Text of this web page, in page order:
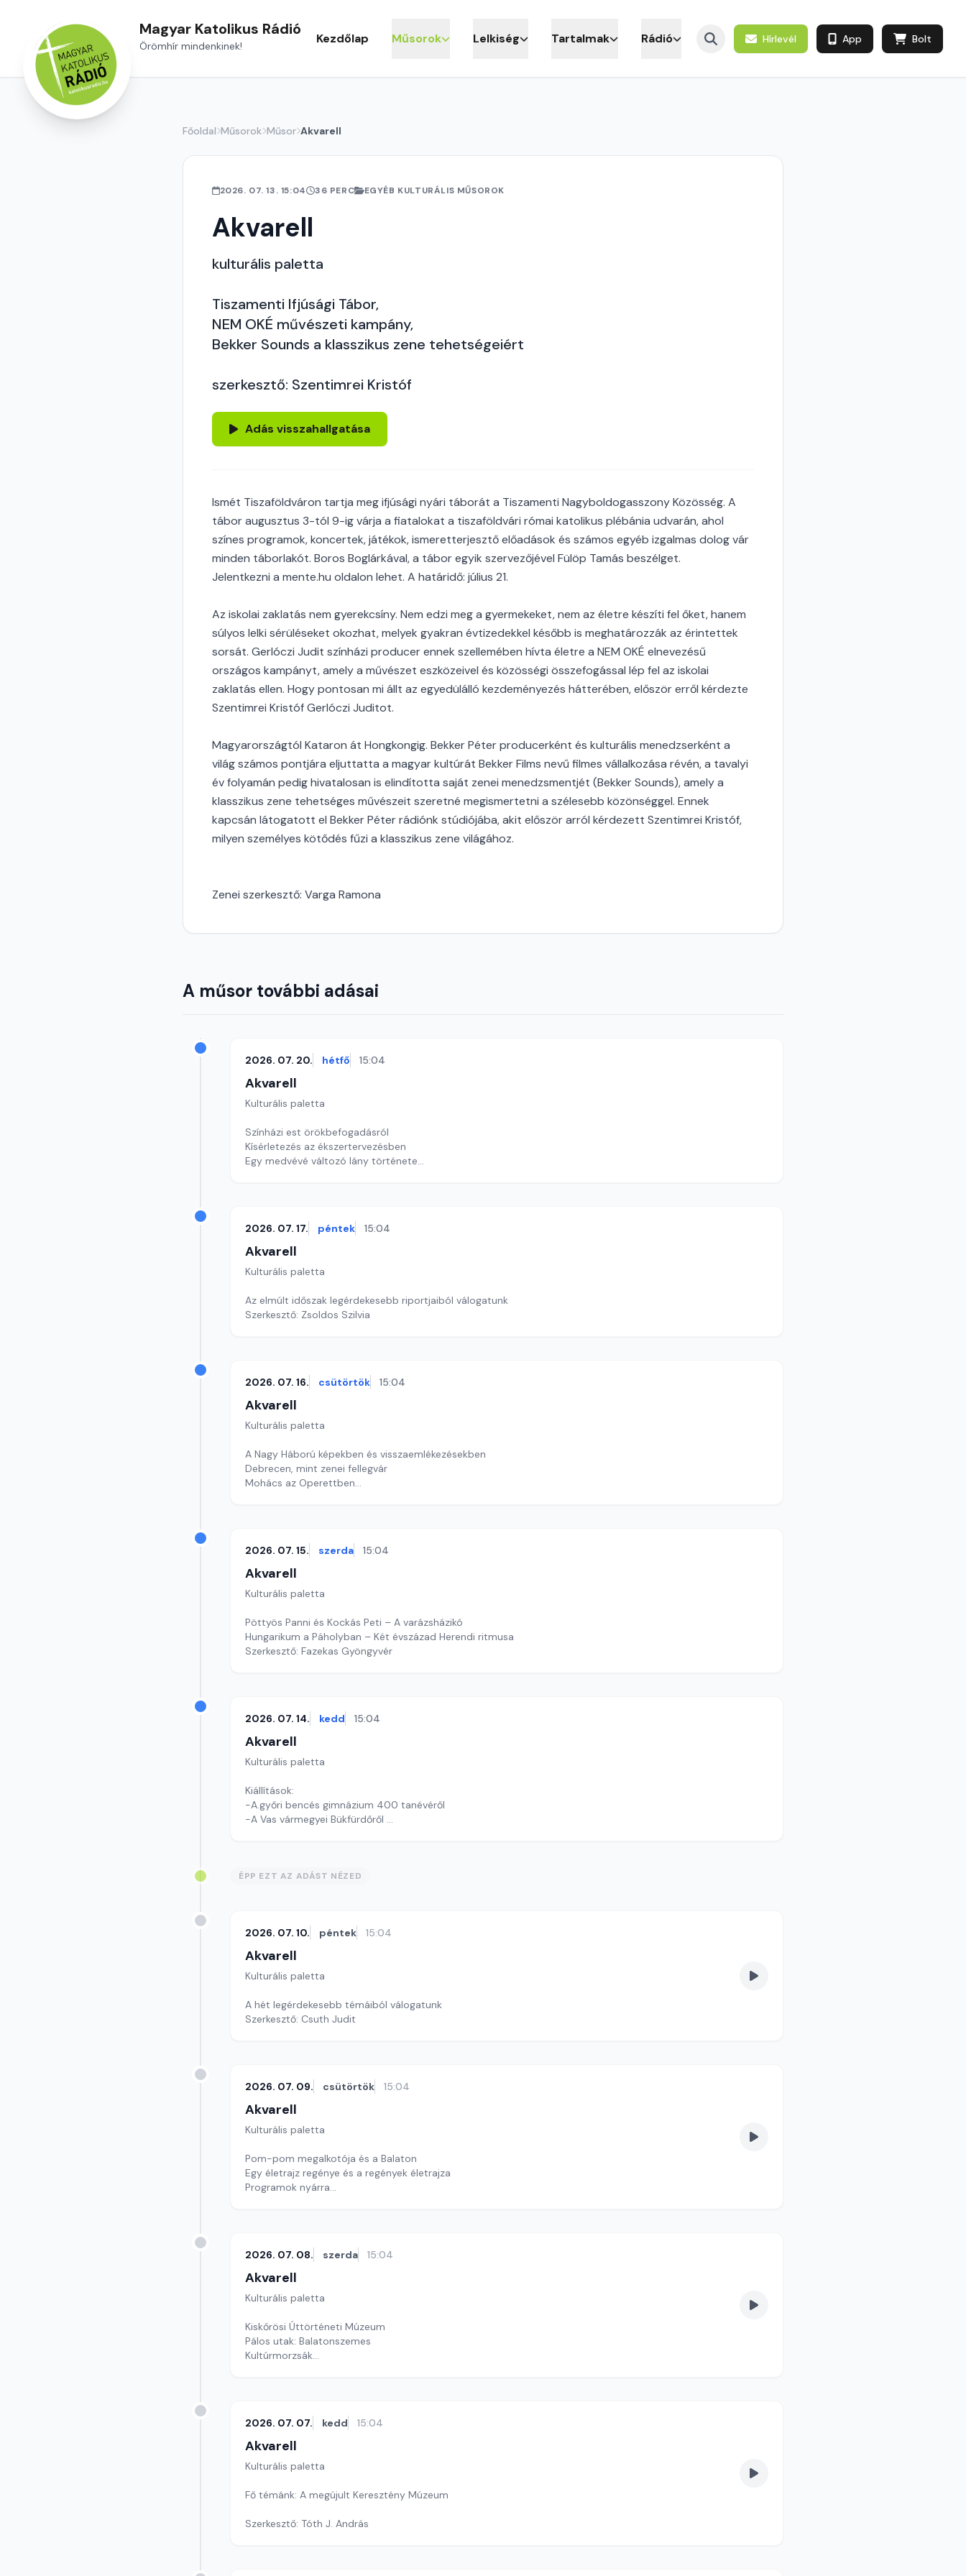
Magyar Katolikus Rádió
Örömhír mindenkinek! Kezdőlap Műsorok Lelkiség Tartalmak Rádió Hírlevél App Bolt
Főoldal Műsorok Műsor Akvarell
2026. 07. 13. 15:04 36 PERC EGYÉB KULTURÁLIS MŰSOROK
Akvarell
kulturális paletta
Tiszamenti Ifjúsági Tábor,
NEM OKÉ művészeti kampány,
Bekker Sounds a klasszikus zene tehetségeiért
szerkesztő: Szentimrei Kristóf
Adás visszahallgatása
Ismét Tiszaföldváron tartja meg ifjúsági nyári táborát a Tiszamenti Nagyboldogasszony Közösség. A
tábor augusztus 3-tól 9-ig várja a fiatalokat a tiszaföldvári római katolikus plébánia udvarán, ahol
színes programok, koncertek, játékok, ismeretterjesztő előadások és számos egyéb izgalmas dolog vár
minden táborlakót. Boros Boglárkával, a tábor egyik szervezőjével Fülöp Tamás beszélget.
Jelentkezni a mente.hu oldalon lehet. A határidő: július 21.
Az iskolai zaklatás nem gyerekcsíny. Nem edzi meg a gyermekeket, nem az életre készíti fel őket, hanem
súlyos lelki sérüléseket okozhat, melyek gyakran évtizedekkel később is meghatározzák az érintettek
sorsát. Gerlóczi Judit színházi producer ennek szellemében hívta életre a NEM OKÉ elnevezésű
országos kampányt, amely a művészet eszközeivel és közösségi összefogással lép fel az iskolai
zaklatás ellen. Hogy pontosan mi állt az egyedülálló kezdeményezés hátterében, először erről kérdezte
Szentimrei Kristóf Gerlóczi Juditot.
Magyarországtól Kataron át Hongkongig. Bekker Péter producerként és kulturális menedzserként a
világ számos pontjára eljuttatta a magyar kultúrát Bekker Films nevű filmes vállalkozása révén, a tavalyi
év folyamán pedig hivatalosan is elindította saját zenei menedzsmentjét (Bekker Sounds), amely a
klasszikus zene tehetséges művészeit szeretné megismertetni a szélesebb közönséggel. Ennek
kapcsán látogatott el Bekker Péter rádiónk stúdiójába, akit először arról kérdezett Szentimrei Kristóf,
milyen személyes kötődés fűzi a klasszikus zene világához.
Zenei szerkesztő: Varga Ramona
A műsor további adásai
2026. 07. 20. hétfő 15:04
Akvarell
Kulturális paletta
Színházi est örökbefogadásról
Kísérletezés az ékszertervezésben
Egy medvévé változó lány története
2026. 07. 17. péntek 15:04
Akvarell
Kulturális paletta
Az elmúlt időszak legérdekesebb riportjaiból válogatunk
Szerkesztő: Zsoldos Szilvia
2026. 07. 16. csütörtök 15:04
Akvarell
Kulturális paletta
A Nagy Háború képekben és visszaemlékezésekben
Debrecen, mint zenei fellegvár
Mohács az Operettben
2026. 07. 15. szerda 15:04
Akvarell
Kulturális paletta
Pöttyös Panni és Kockás Peti – A varázsházikó
Hungarikum a Páholyban – Két évszázad Herendi ritmusa
Szerkesztő: Fazekas Gyöngyvér
2026. 07. 14. kedd 15:04
Akvarell
Kulturális paletta
Kiállítások:
-A.győri bencés gimnázium 400 tanévéről
-A Vas vármegyei Bükfürdőről
Szerkesztő: Tóth J. András
ÉPP EZT AZ ADÁST NÉZED
2026. 07. 10. péntek 15:04
Akvarell
Kulturális paletta
A hét legérdekesebb témáiból válogatunk
Szerkesztő: Csuth Judit
2026. 07. 09. csütörtök 15:04
Akvarell
Kulturális paletta
Pom-pom megalkotója és a Balaton
Egy életrajz regénye és a regények életrajza
Programok nyárra
2026. 07. 08. szerda 15:04
Akvarell
Kulturális paletta
Kiskőrösi Úttörténeti Múzeum
Pálos utak: Balatonszemes
Kultúrmorzsák
2026. 07. 07. kedd 15:04
Akvarell
Kulturális paletta
Fő témánk: A megújult Keresztény Múzeum
Szerkesztő: Tóth J. András